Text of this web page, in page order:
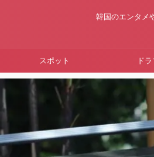
韓国のエンタメ
スポット ド